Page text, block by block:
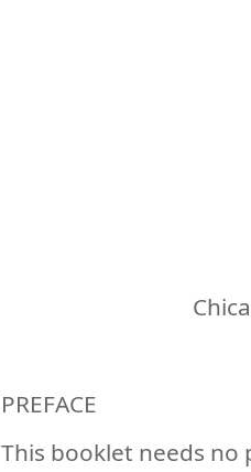
Chicago
PREFACE
This booklet needs